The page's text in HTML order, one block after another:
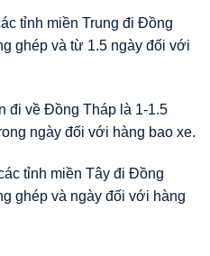
tỉnh miền Trung đi Đồng
ghép và từ 1.5 ngày đối với
đi về Đồng Tháp là 1-1.5
ngày đối với hàng bao xe.
tỉnh miền Tây đi Đồng
ghép và ngày đối với hàng